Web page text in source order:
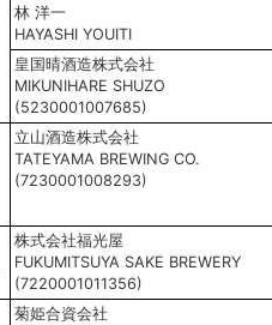
林 洋一
HAYASHI YOUITI
皇国晴酒造株式会社
MIKUNIHARE SHUZO
(5230001007685)
立山酒造株式会社
TATEYAMA BREWING CO.
(7230001008293)
株式会社福光屋
FUKUMITSUYA SAKE BREWERY
(7220001011356)
菊姫合資会社